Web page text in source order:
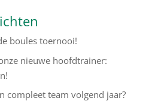
boules toernooi!
nieuwe hoofdtrainer:
compleet team volgend jaar?